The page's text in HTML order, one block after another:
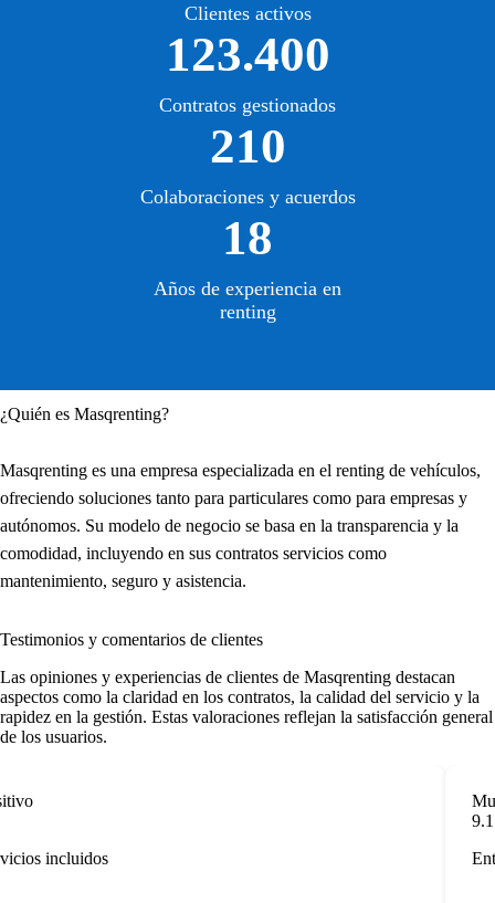
Clientes activos
123.400
Contratos gestionados
210
Colaboraciones y acuerdos
18
Años de experiencia en
renting
¿Quién es Masqrenting?
Masqrenting es una empresa especializada en el renting de vehículos,
ofreciendo soluciones tanto para particulares como para empresas y
autónomos. Su modelo de negocio se basa en la transparencia y la
comodidad, incluyendo en sus contratos servicios como
mantenimiento, seguro y asistencia.
Testimonios y comentarios de clientes
Las opiniones y experiencias de clientes de Masqrenting destacan
aspectos como la claridad en los contratos, la calidad del servicio y la
rapidez en la gestión. Estas valoraciones reflejan la satisfacción general
de los usuarios.
incluidos
9.1